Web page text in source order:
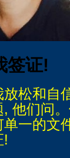
签证!
松和自
, 他们问
一的文
!